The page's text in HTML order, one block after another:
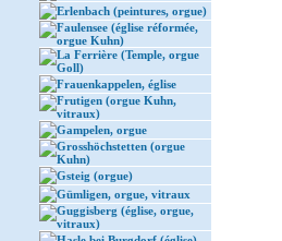
Erlenbach (peintures, orgue)
Faulensee (église réformée,
orgue Kuhn)
La Ferrière (Temple, orgue
Goll)
Frauenkappelen, église
Frutigen (orgue Kuhn,
vitraux)
Gampelen, orgue
Grosshöchstetten (orgue
Kuhn)
Gsteig (orgue)
Gümligen, orgue, vitraux
Guggisberg (église, orgue,
vitraux)